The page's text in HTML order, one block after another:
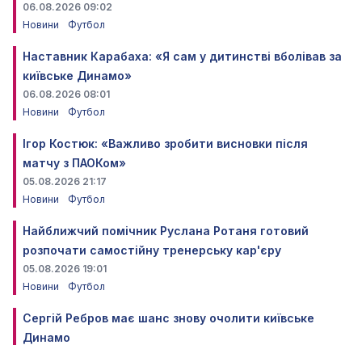
06.08.2026 09:02
Новини
Футбол
Наставник Карабаха: «Я сам у дитинстві вболівав за
київське Динамо»
06.08.2026 08:01
Новини
Футбол
Ігор Костюк: «Важливо зробити висновки після
матчу з ПАОКом»
05.08.2026 21:17
Новини
Футбол
Найближчий помічник Руслана Ротаня готовий
розпочати самостійну тренерську кар'єру
05.08.2026 19:01
Новини
Футбол
Сергій Ребров має шанс знову очолити київське
Динамо